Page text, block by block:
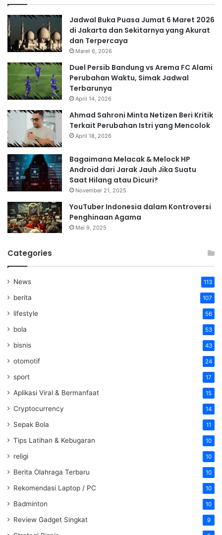
Jadwal Buka Puasa Jumat 6 Maret 2026
di Jakarta dan Sekitarnya yang Akurat
dan Terpercaya
Maret 6, 2026
Duel Persib Bandung vs Arema FC Alami
Perubahan Waktu, Simak Jadwal
Terbarunya
April 14, 2026
Ahmad Sahroni Minta Netizen Beri Kritik
Terkait Perubahan Istri yang Mencolok
April 18, 2026
Bagaimana Melacak & Melock HP
Android dari Jarak Jauh Jika Suatu
Saat Hilang atau Dicuri?
November 21, 2025
YouTuber Indonesia dalam Kontroversi
Penghinaan Agama
Mei 9, 2025
Categories
News 113
berita 107
lifestyle 56
bola 53
bisnis 43
otomotif 24
sport 17
Aplikasi Viral & Bermanfaat 15
Cryptocurrency 14
Sepak Bola 11
Tips Latihan & Kebugaran 10
religi 10
Berita Olahraga Terbaru 10
Rekomendasi Laptop / PC 10
Badminton 10
Review Gadget Singkat 9